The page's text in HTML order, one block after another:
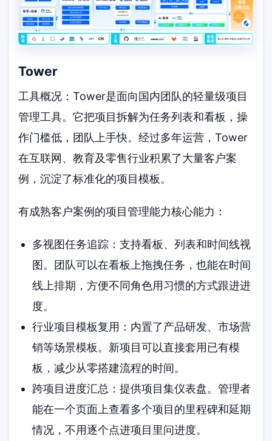
Tower
工具概况：Tower是面向国内团队的轻量级项目
管理工具。它把项目拆解为任务列表和看板，操
作门槛低，团队上手快。经过多年运营，Tower
在互联网、教育及零售行业积累了大量客户案
例，沉淀了标准化的项目模板。
有成熟客户案例的项目管理能力核心能力：
多视图任务追踪：支持看板、列表和时间线视
图。团队可以在看板上拖拽任务，也能在时间
线上排期，方便不同角色用习惯的方式跟进进
度。
行业项目模板复用：内置了产品研发、市场营
销等场景模板。新项目可以直接套用已有模
板，减少从零搭建流程的时间。
跨项目进度汇总：提供项目集仪表盘。管理者
能在一个页面上查看多个项目的里程碑和延期
情况，不用逐个点进项目里问进度。